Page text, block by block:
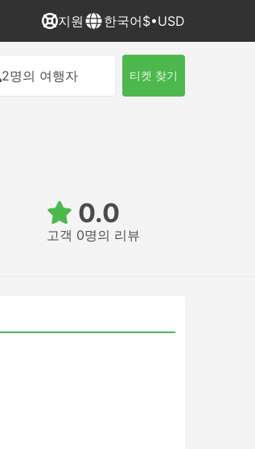
지원 한국어$•USD
2명의 여행자 티켓 찾기
0.0
고객 0명의 리뷰